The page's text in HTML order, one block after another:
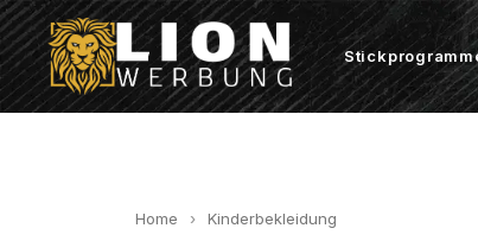
Home Kinderbekleidung